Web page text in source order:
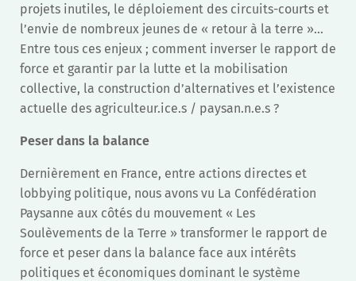
projets inutiles, le déploiement des circuits-courts et
l’envie de nombreux jeunes de « retour à la terre »…
Entre tous ces enjeux ; comment inverser le rapport de
force et garantir par la lutte et la mobilisation
collective, la construction d’alternatives et l’existence
actuelle des agriculteur.ice.s / paysan.n.e.s ?
Peser dans la balance
Dernièrement en France, entre actions directes et
lobbying politique, nous avons vu La Confédération
Paysanne aux côtés du mouvement « Les
Soulèvements de la Terre » transformer le rapport de
force et peser dans la balance face aux intérêts
politiques et économiques dominant le système